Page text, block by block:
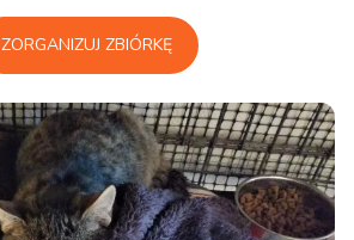
ZORGANIZUJ ZBIÓRKĘ